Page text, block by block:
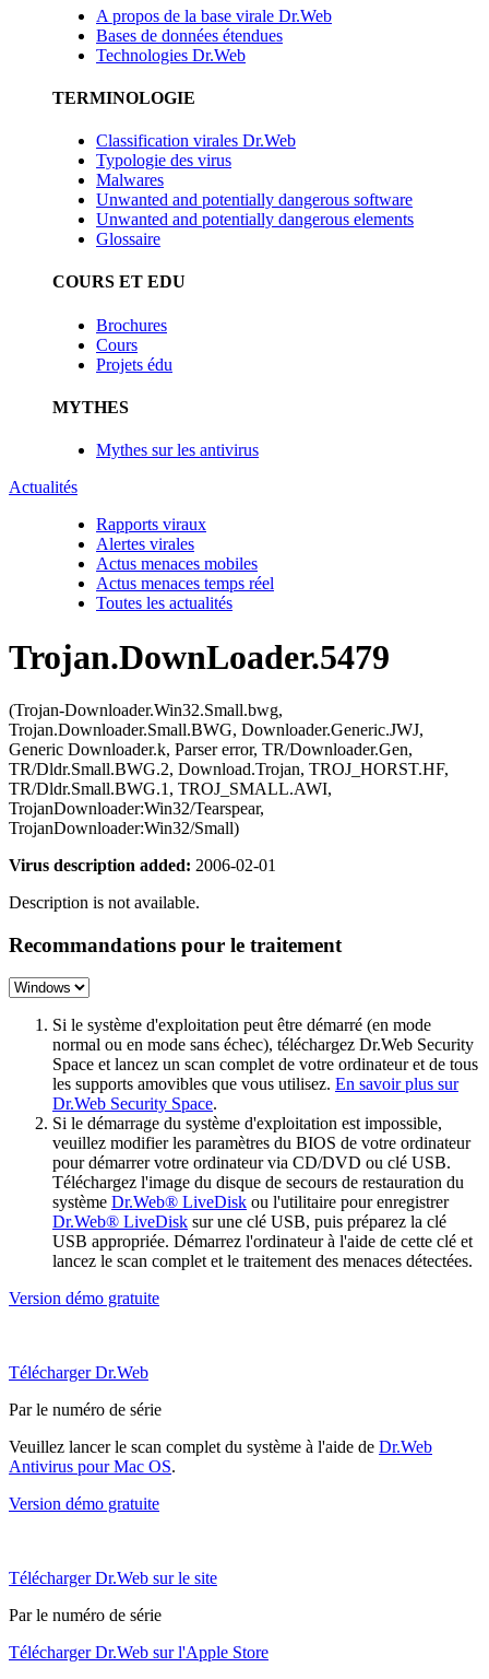
A propos de la base virale Dr.Web
Bases de données étendues
Technologies Dr.Web
TERMINOLOGIE
Classification virales Dr.Web
Typologie des virus
Malwares
Unwanted and potentially dangerous software
Unwanted and potentially dangerous elements
Glossaire
COURS ET EDU
Brochures
Cours
Projets édu
MYTHES
Mythes sur les antivirus
Actualités
Rapports viraux
Alertes virales
Actus menaces mobiles
Actus menaces temps réel
Toutes les actualités
Trojan.DownLoader.5479
(Trojan-Downloader.Win32.Small.bwg,
Trojan.Downloader.Small.BWG, Downloader.Generic.JWJ,
Generic Downloader.k, Parser error, TR/Downloader.Gen,
TR/Dldr.Small.BWG.2, Download.Trojan, TROJ_HORST.HF,
TR/Dldr.Small.BWG.1, TROJ_SMALL.AWI,
TrojanDownloader:Win32/Tearspear,
TrojanDownloader:Win32/Small)
Virus description added: 2006-02-01
Description is not available.
Recommandations pour le traitement
Si le système d'exploitation peut être démarré (en mode
normal ou en mode sans échec), téléchargez Dr.Web Security
Space et lancez un scan complet de votre ordinateur et de tous
les supports amovibles que vous utilisez. En savoir plus sur
Dr.Web Security Space.
Si le démarrage du système d'exploitation est impossible,
veuillez modifier les paramètres du BIOS de votre ordinateur
pour démarrer votre ordinateur via CD/DVD ou clé USB.
Téléchargez l'image du disque de secours de restauration du
système Dr.Web® LiveDisk ou l'utilitaire pour enregistrer
Dr.Web® LiveDisk sur une clé USB, puis préparez la clé
USB appropriée. Démarrez l'ordinateur à l'aide de cette clé et
lancez le scan complet et le traitement des menaces détectées.
Version démo gratuite
Télécharger Dr.Web
Par le numéro de série
Veuillez lancer le scan complet du système à l'aide de Dr.Web
Antivirus pour Mac OS.
Version démo gratuite
Télécharger Dr.Web sur le site
Par le numéro de série
Télécharger Dr.Web sur l'Apple Store